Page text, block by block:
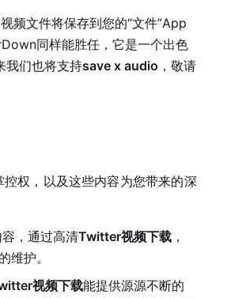
频文件将保存到您的“文件”App
同样能胜任，它是一个出色
我们也将支持save x audio ，敬请
控权，以及这些内容为您带来的深
，通过高清Twitter视频下载 ，
维护。
视频下载能提供源源不断的